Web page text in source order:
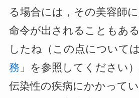
る場合には，その美容師
命令が出されることもあ
したね（この点について
務 」を参照してください）
伝染性の疾病にかかってい